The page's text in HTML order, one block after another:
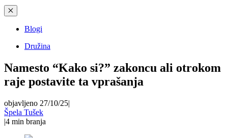
✕
Blogi
Družina
Namesto “Kako si?” zakoncu ali otrokom
raje postavite ta vprašanja
objavljeno 27/10/25|
Špela Tušek
|4 min branja